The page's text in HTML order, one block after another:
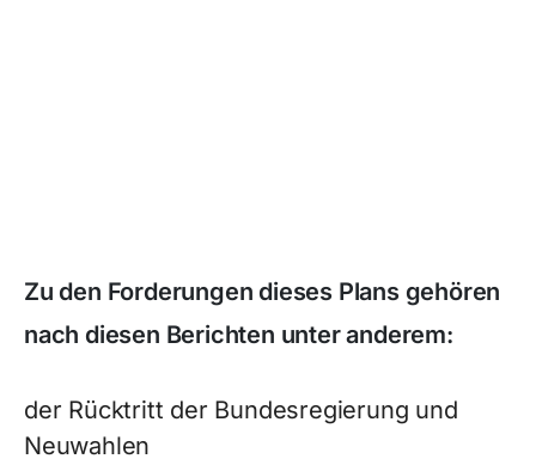
Zu den Forderungen dieses Plans gehören
nach diesen Berichten unter anderem:
der Rücktritt der Bundesregierung und
Neuwahlen